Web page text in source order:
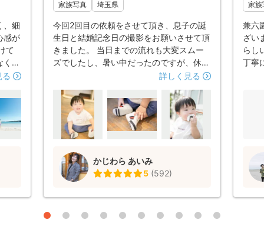
、細
感が
て
く、
てい
また
！
家族写真 埼玉県
今回2回目の依頼をさせて頂き、息子の誕
生日と結婚記念日の撮影をお願いさせて頂
きました。 当日までの流れも大変スムー
ズでしたし、暑い中だったのですが、休憩
も適宜入れていただきつつ、とても楽しく
前回と同様に私たち夫婦も息子も安心して
過ごすことができ、撮影したいポーズや構
図なども全て叶えてくださいました。 途
中、疲れた息子がぐずったときも、あやし
で、撮影自体とても楽しかったです！ 届
いたお写真も、とても素敵に仕上げてくだ
なりました！また来年も結婚記念日と誕生
日に撮影できると嬉しいです！本当にあり
詳しく見る
かじわら あいみ
5 (592)
家族
兼六
ざい
らし
丁寧